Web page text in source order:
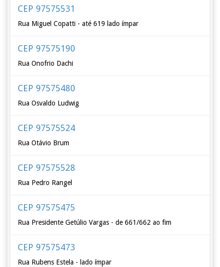
CEP 97575531
Rua Miguel Copatti - até 619 lado ímpar
CEP 97575190
Rua Onofrio Dachi
CEP 97575480
Rua Osvaldo Ludwig
CEP 97575524
Rua Otávio Brum
CEP 97575528
Rua Pedro Rangel
CEP 97575475
Rua Presidente Getúlio Vargas - de 661/662 ao fim
CEP 97575473
Rua Rubens Estela - lado ímpar